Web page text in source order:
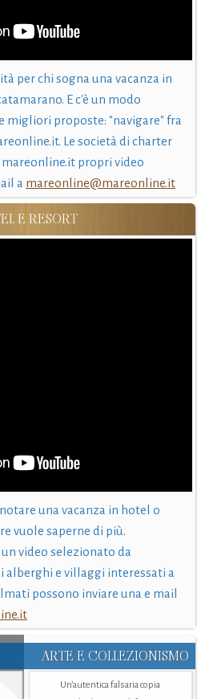
per chi sogna una vacanza in
E c'è un modo
migliori proposte: "navigare" fra
Le società di charter
propri video
a mareonline@mareonline.it
E RESORT
una vacanza in hotel o
vuole saperne di più.
video selezionato da
e villaggi interessati a
possono inviare una e mail
ARTE E COLLEZIONISMO
Un’autentica falsaria copia